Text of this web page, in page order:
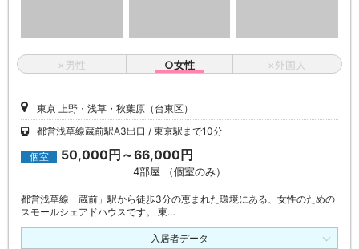
×男性 ○女性 ×外国人
東京 上野・浅草・秋葉原（台東区）
都営浅草線蔵前駅A3出口
東京駅まで10分
個室 50,000円～66,000円
4部屋 （個室のみ）
都営浅草線「蔵前」駅から徒歩3分の恵まれた環境にある、女性のための
スモールシェアドハウスです。 東…
入居者データ